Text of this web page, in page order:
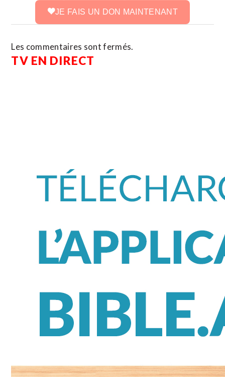
JE FAIS UN DON MAINTENANT
Les commentaires sont fermés.
TV EN DIRECT